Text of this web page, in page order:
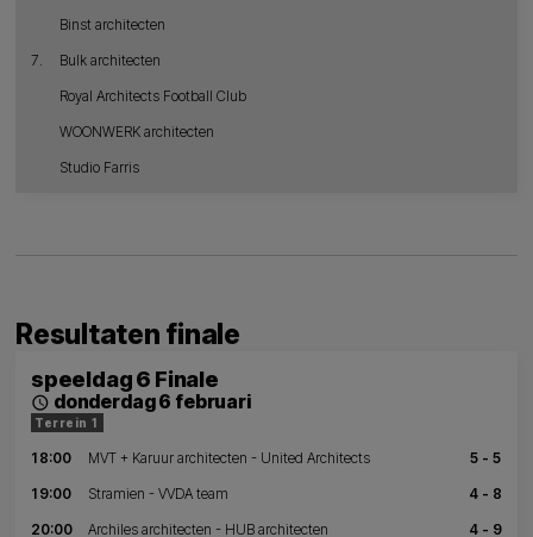
Binst architecten
7.
Bulk architecten
Royal Architects Football Club
WOONWERK architecten
Studio Farris
Resultaten finale
speeldag 6 Finale
schedule donderdag 6 februari
Terrein 1
18:00 MVT + Karuur architecten - United Architects
5 - 5
19:00
Stramien - VVDA team
4 - 8
20:00
Archiles architecten - HUB architecten
4 - 9